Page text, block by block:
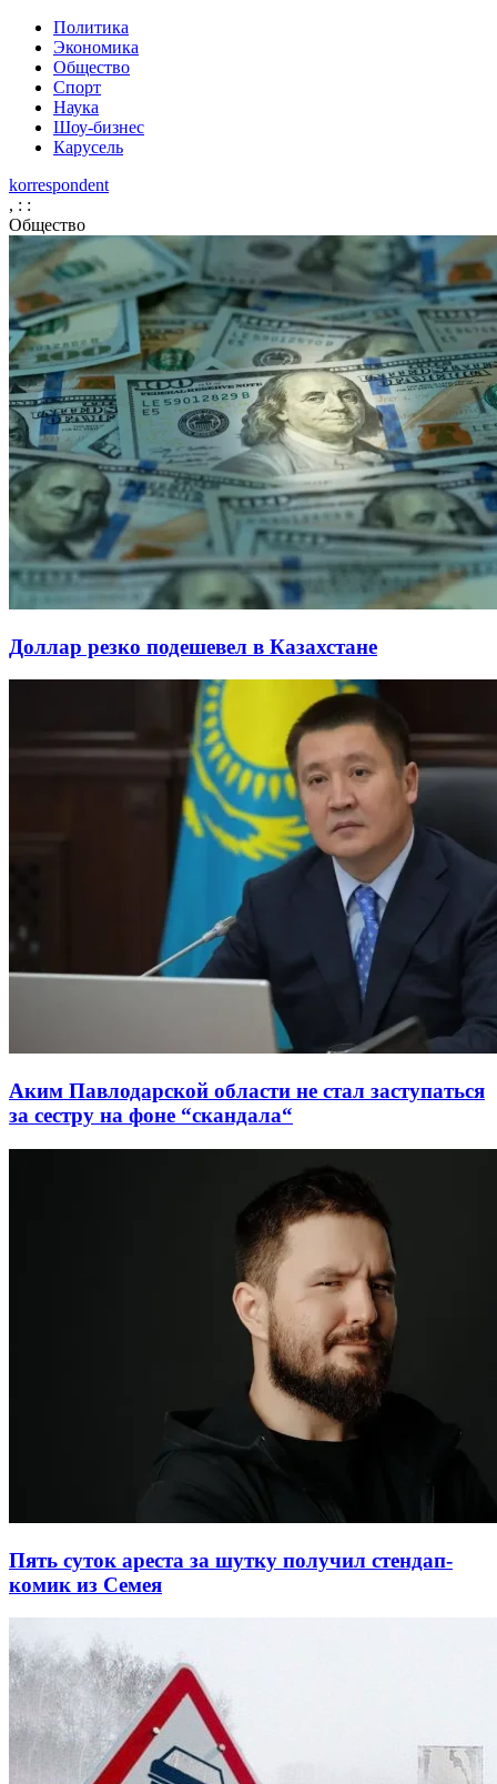
Политика
Экономика
Общество
Спорт
Наука
Шоу-бизнес
Карусель
korrespondent
, : :
Общество
Доллар резко подешевел в Казахстане
Аким Павлодарской области не стал заступаться
за сестру на фоне “скандала“
Пять суток ареста за шутку получил стендап-
комик из Семея